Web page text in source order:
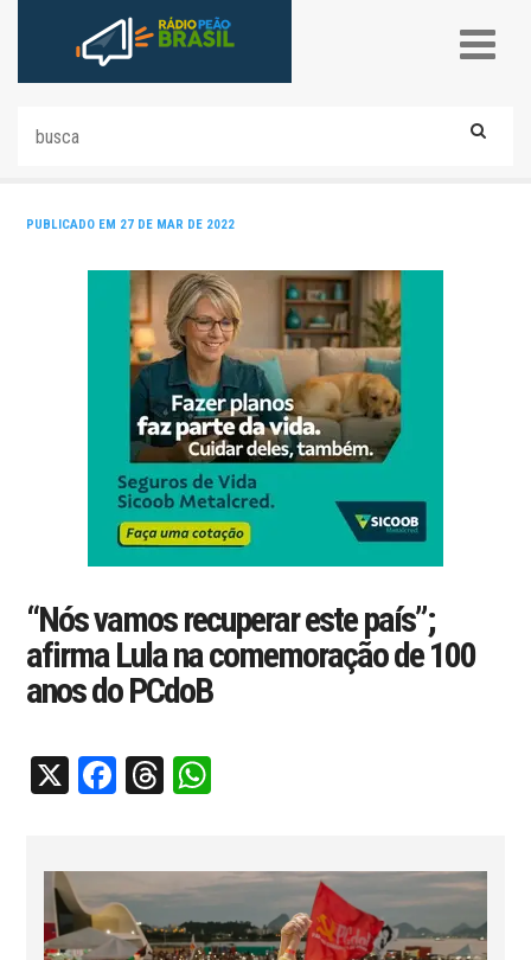
PUBLICADO EM 27 DE MAR DE 2022
“Nós vamos recuperar este país”;
afirma Lula na comemoração de 100
anos do PCdoB
X Facebook
Threads